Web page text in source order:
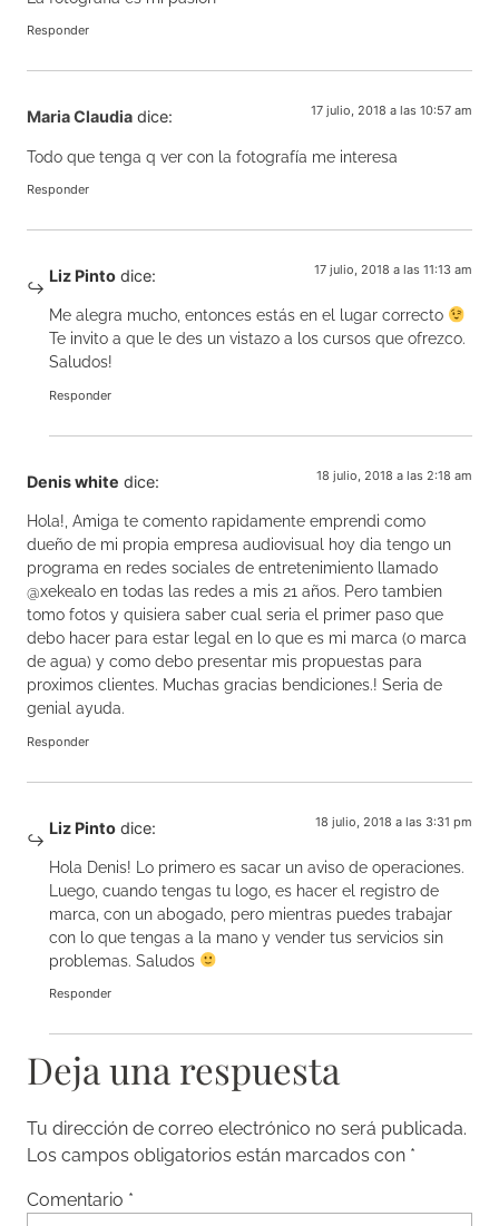
Responder
Maria Claudia dice: 17 julio, 2018 a las 10:57 am
Todo que tenga q ver con la fotografía me interesa
Responder
Liz Pinto dice: 17 julio, 2018 a las 11:13 am
Me alegra mucho, entonces estás en el lugar correcto
Te invito a que le des un vistazo a los cursos que ofrezco.
Saludos!
Responder
Denis white dice: 18 julio, 2018 a las 2:18 am
Hola!, Amiga te comento rapidamente emprendi como
dueño de mi propia empresa audiovisual hoy dia tengo un
programa en redes sociales de entretenimiento llamado
@xekealo en todas las redes a mis 21 años. Pero tambien
tomo fotos y quisiera saber cual seria el primer paso que
debo hacer para estar legal en lo que es mi marca (o marca
de agua) y como debo presentar mis propuestas para
proximos clientes. Muchas gracias bendiciones.! Seria de
genial ayuda.
Responder
Liz Pinto dice: 18 julio, 2018 a las 3:31 pm
Hola Denis! Lo primero es sacar un aviso de operaciones.
Luego, cuando tengas tu logo, es hacer el registro de
marca, con un abogado, pero mientras puedes trabajar
con lo que tengas a la mano y vender tus servicios sin
problemas. Saludos
Responder
Deja una respuesta
Tu dirección de correo electrónico no será publicada.
Los campos obligatorios están marcados con *
Comentario *